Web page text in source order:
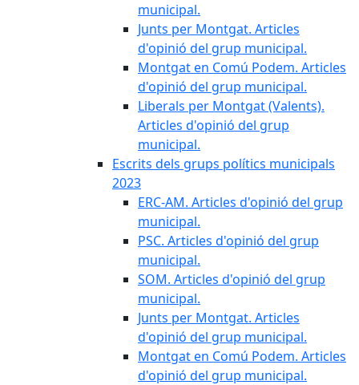
municipal.
Junts per Montgat. Articles
d'opinió del grup municipal.
Montgat en Comú Podem. Articles
d'opinió del grup municipal.
Liberals per Montgat (Valents).
Articles d'opinió del grup
municipal.
Escrits dels grups polítics municipals
2023
ERC-AM. Articles d'opinió del grup
municipal.
PSC. Articles d'opinió del grup
municipal.
SOM. Articles d'opinió del grup
municipal.
Junts per Montgat. Articles
d'opinió del grup municipal.
Montgat en Comú Podem. Articles
d'opinió del grup municipal.